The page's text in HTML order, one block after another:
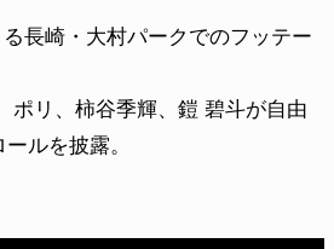
長崎・大村パークでのフッテー
ポリ、柿谷季輝、鎧 碧斗が自由
ルを披露。